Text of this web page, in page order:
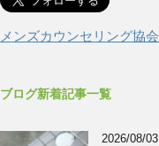
メンズカウンセリング協会
ブログ新着記事一覧
2026/08/03